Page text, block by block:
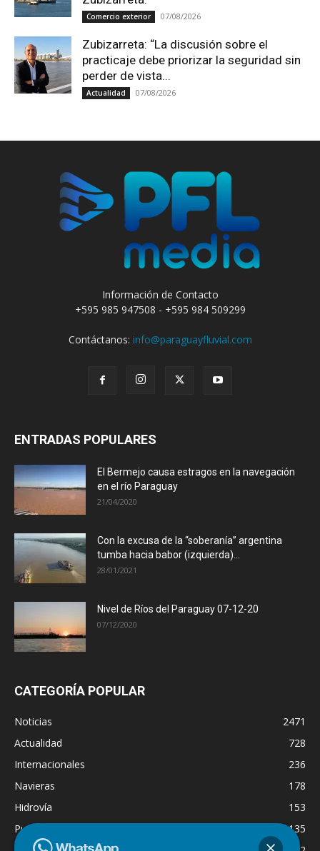
Comercio exterior 07/08/2026
Zubizarreta: “La discusión sobre el
practicaje debe priorizar la seguridad sin
perder de vista...
Actualidad 07/08/2026
Información de Contacto
+595 985 947508 - +595 984 509299
Contáctanos: info@paraguayfluvial.com
ENTRADAS POPULARES
El Bermejo causa estragos en la navegación
en el río Paraguay
21/04/2020
Con la excusa de la “soberanía” argentina
tumba hacia babor (izquierda)...
28/01/2021
Nivel de Ríos del Paraguay 07-12-20
07/12/2020
CATEGORÍA POPULAR
Noticias
2471
Actualidad
728
Internacionales
236
Navieras
178
Hidrovía
153
Puertos
135